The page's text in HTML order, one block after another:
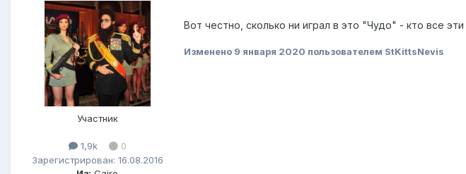
Участник
1,9k
0
Зарегистрирован: 16.08.2016
Вот честно, сколько ни играл в это "Чудо" - кто все
Изменено 9 января 2020 пользователем StKittsNevis